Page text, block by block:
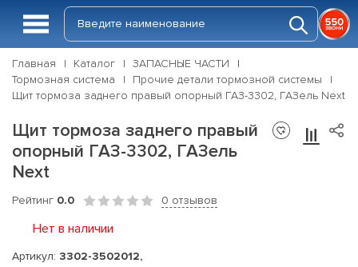
Главная Каталог
ЗАПАСНЫЕ ЧАСТИ
Тормозная система
Прочие детали тормозной системы
Щит тормоза заднего правый опорный ГАЗ-3302, ГАЗель Next
Щит тормоза заднего правый
опорный ГАЗ-3302, ГАЗель
Next
Рейтинг 0.0 0 отзывов
Нет в наличии
Артикул: 3302-3502012,